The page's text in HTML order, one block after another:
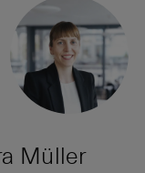
Müller